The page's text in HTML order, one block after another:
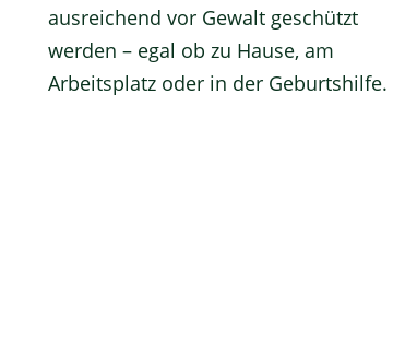
ausreichend vor Gewalt geschützt
werden – egal ob zu Hause, am
Arbeitsplatz oder in der Geburtshilfe.